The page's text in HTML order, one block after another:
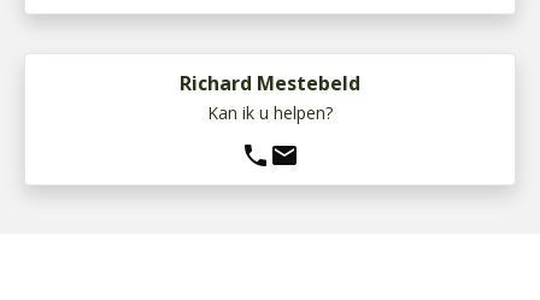
Richard Mestebeld
Kan ik u helpen?
phone mail